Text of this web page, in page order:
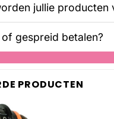
jullie producten
of gespreid betalen?
PRODUCTEN